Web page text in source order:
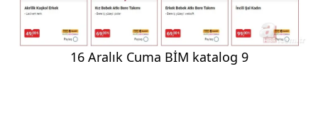
16 Aralık Cuma BİM katalog 9